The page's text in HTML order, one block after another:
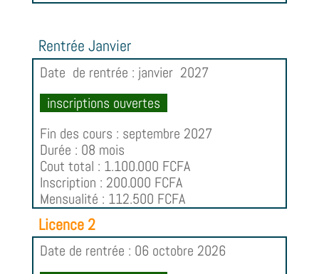
Rentrée Janvier
Date de rentrée : janvier 2027
inscriptions ouvertes
Fin des cours : septembre 2027
Durée : 08 mois
Cout total : 1.100.000 FCFA
Inscription : 200.000 FCFA
Mensualité : 112.500 FCFA
Licence 2
Date de rentrée : 06 octobre 2026